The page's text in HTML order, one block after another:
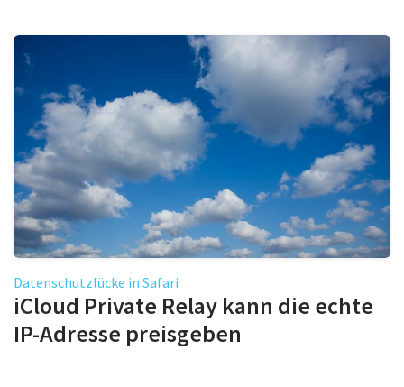
Datenschutzlücke in Safari
iCloud Private Relay kann die echte
IP-Adresse preisgeben